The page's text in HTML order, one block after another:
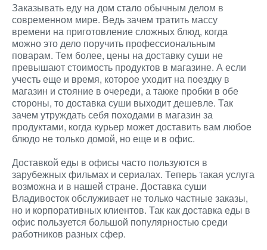
Заказывать еду на дом стало обычным делом в
современном мире. Ведь зачем тратить массу
времени на приготовление сложных блюд, когда
можно это дело поручить профессиональным
поварам. Тем более, цены на доставку суши не
превышают стоимость продуктов в магазине. А если
учесть еще и время, которое уходит на поездку в
магазин и стояние в очереди, а также пробки в обе
стороны, то доставка суши выходит дешевле. Так
зачем утруждать себя походами в магазин за
продуктами, когда курьер может доставить вам любое
блюдо не только домой, но еще и в офис.
Доставкой еды в офисы часто пользуются в
зарубежных фильмах и сериалах. Теперь такая услуга
возможна и в нашей стране. Доставка суши
Владивосток обслуживает не только частные заказы,
но и корпоративных клиентов. Так как доставка еды в
офис пользуется большой популярностью среди
работников разных сфер.